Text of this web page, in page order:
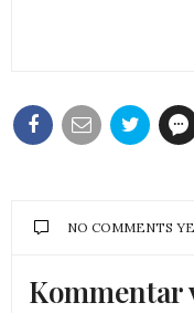
NO COMMENTS
Kommentar